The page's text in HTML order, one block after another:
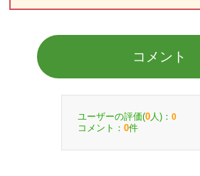
コメント
ユーザーの評価(0 人)： 0
コメント： 0件